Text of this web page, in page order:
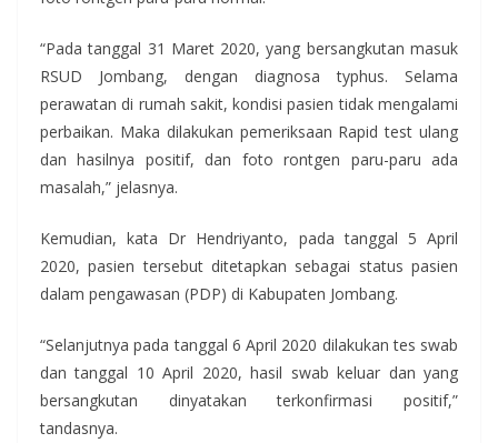
“Pada tanggal 31 Maret 2020, yang bersangkutan masuk
RSUD Jombang, dengan diagnosa typhus. Selama
perawatan di rumah sakit, kondisi pasien tidak mengalami
perbaikan. Maka dilakukan pemeriksaan Rapid test ulang
dan hasilnya positif, dan foto rontgen paru-paru ada
masalah,” jelasnya.
Kemudian, kata Dr Hendriyanto, pada tanggal 5 April
2020, pasien tersebut ditetapkan sebagai status pasien
dalam pengawasan (PDP) di Kabupaten Jombang.
“Selanjutnya pada tanggal 6 April 2020 dilakukan tes swab
dan tanggal 10 April 2020, hasil swab keluar dan yang
bersangkutan dinyatakan terkonfirmasi positif,”
tandasnya.